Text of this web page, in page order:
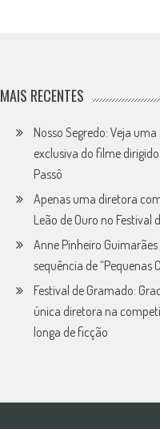
MAIS RECENTES
Nosso Segredo: Veja uma
exclusiva do filme
Passô
Apenas uma diretora
Leão de Ouro no Festival
Anne Pinheiro
sequência de “Pequenas
Festival de Gramado:
única diretora na
longa de ficção